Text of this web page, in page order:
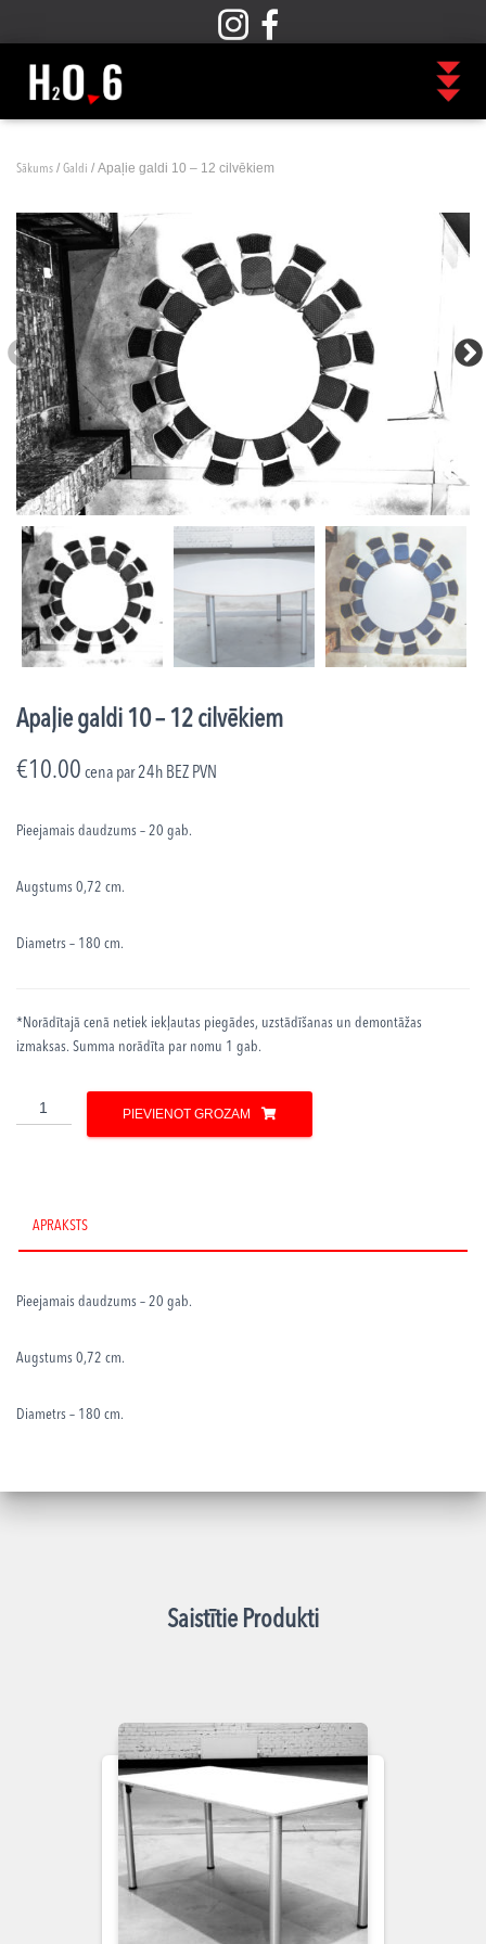
Sākums / Galdi / Apaļie galdi 10 – 12 cilvēkiem
Apaļie galdi 10 – 12 cilvēkiem
€10.00 cena par 24h BEZ PVN
Pieejamais daudzums – 20 gab.
Augstums 0,72 cm.
Diametrs – 180 cm.
*Norādītajā cenā netiek iekļautas piegādes, uzstādīšanas un demontāžas
izmaksas. Summa norādīta par nomu 1 gab.
Apaļie
galdi
cilvēkiem
PIEVIENOT GROZAM
APRAKSTS
Pieejamais daudzums – 20 gab.
Augstums 0,72 cm.
Diametrs – 180 cm.
Saistītie Produkti